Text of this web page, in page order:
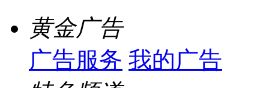
黄金广告
广告服务 我的广告